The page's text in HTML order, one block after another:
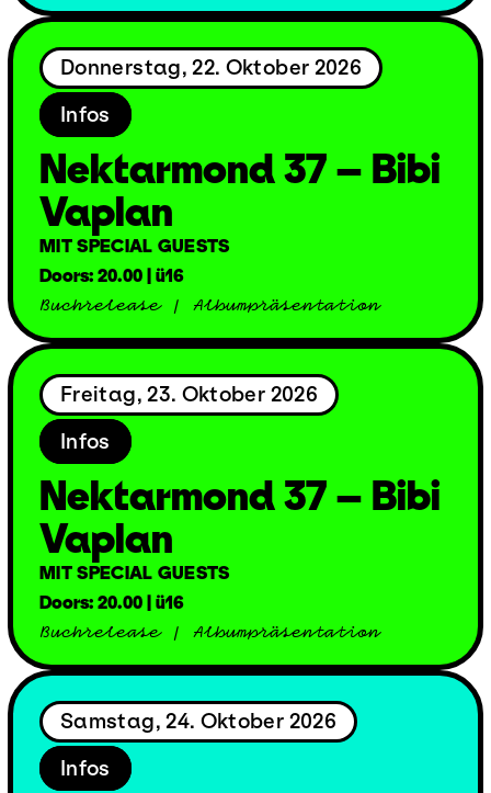
Donnerstag, 22. Oktober 2026
Infos
Nektarmond 37 – Bibi
Vaplan
MIT SPECIAL GUESTS
Doors: 20.00 | ü16
Buchrelease / Albumpräsentation
Freitag, 23. Oktober 2026
Infos
Nektarmond 37 – Bibi
Vaplan
MIT SPECIAL GUESTS
Doors: 20.00 | ü16
Buchrelease / Albumpräsentation
Samstag, 24. Oktober 2026
Infos